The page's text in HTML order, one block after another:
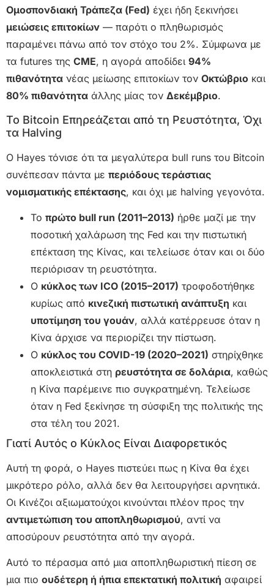
Ομοσπονδιακή Τράπεζα (Fed) έχει ήδη ξεκινήσει
μειώσεις επιτοκίων — παρότι ο πληθωρισμός
παραμένει πάνω από τον στόχο του 2%. Σύμφωνα με
τα futures της CME, η αγορά αποδίδει 94%
πιθανότητα νέας μείωσης επιτοκίων τον Οκτώβριο και
80% πιθανότητα άλλης μίας τον Δεκέμβριο.
Το Bitcoin Επηρεάζεται από τη Ρευστότητα, Όχι
τα Halving
Ο Hayes τόνισε ότι τα μεγαλύτερα bull runs του Bitcoin
συνέπεσαν πάντα με περιόδους τεράστιας
νομισματικής επέκτασης, και όχι με halving γεγονότα.
Το πρώτο bull run (2011–2013) ήρθε μαζί με την
ποσοτική χαλάρωση της Fed και την πιστωτική
επέκταση της Κίνας, και τελείωσε όταν και οι δύο
περιόρισαν τη ρευστότητα.
Ο κύκλος των ICO (2015–2017) τροφοδοτήθηκε
κυρίως από κινεζική πιστωτική ανάπτυξη και
υποτίμηση του γουάν, αλλά κατέρρευσε όταν η
Κίνα άρχισε να περιορίζει την πίστωση.
Ο κύκλος του COVID-19 (2020–2021) στηρίχθηκε
αποκλειστικά στη ρευστότητα σε δολάρια, καθώς
η Κίνα παρέμεινε πιο συγκρατημένη. Τελείωσε
όταν η Fed ξεκίνησε τη σύσφιξη της πολιτικής της
στα τέλη του 2021.
Γιατί Αυτός ο Κύκλος Είναι Διαφορετικός
Αυτή τη φορά, ο Hayes πιστεύει πως η Κίνα θα έχει
μικρότερο ρόλο, αλλά δεν θα λειτουργήσει αρνητικά.
Οι Κινέζοι αξιωματούχοι κινούνται πλέον προς την
αντιμετώπιση του αποπληθωρισμού, αντί να
αποσύρουν ρευστότητα από την αγορά.
Αυτό το πέρασμα από μια αποπληθωριστική πίεση σε
μια πιο ουδέτερη ή ήπια επεκτατική πολιτική αφαιρεί